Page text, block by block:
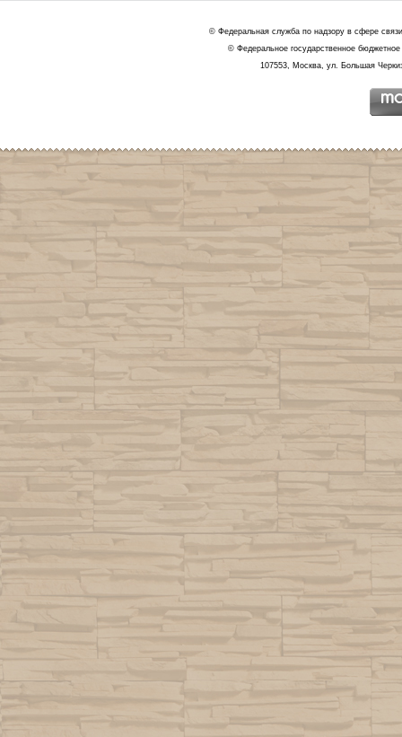
© Федеральная служба по надзору в сфере
© Федеральное государственное
107553, Москва, ул. Большая